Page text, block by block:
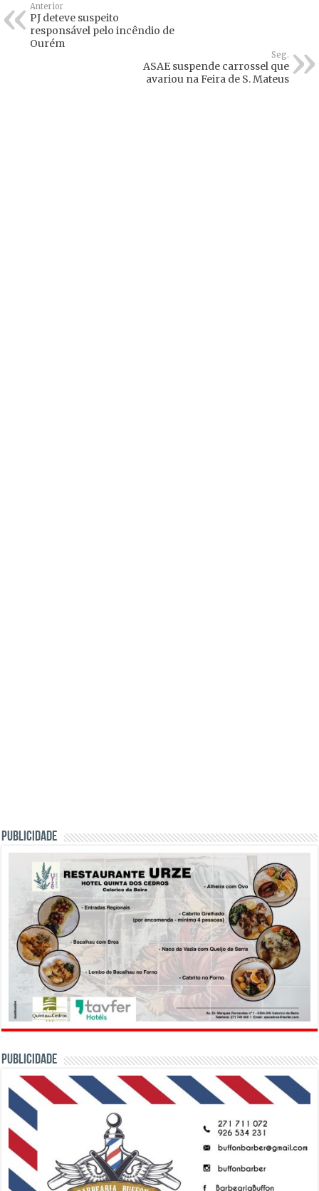
Anterior
PJ deteve suspeito
responsável pelo incêndio de
Ourém
Seg.
ASAE suspende carrossel que
avariou na Feira de S. Mateus
PUBLICIDADE
PUBLICIDADE